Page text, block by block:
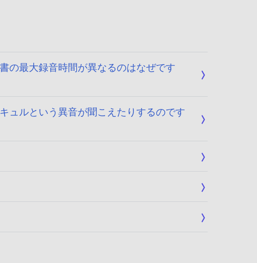
の最大録音時間が異なるのはなぜです
ュルという異音が聞こえたりするのです